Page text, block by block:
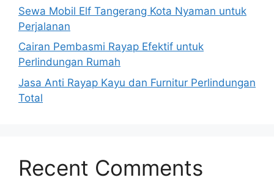
Sewa Mobil Elf Tangerang Kota Nyaman untuk
Perjalanan
Cairan Pembasmi Rayap Efektif untuk
Perlindungan Rumah
Jasa Anti Rayap Kayu dan Furnitur Perlindungan
Total
Recent Comments